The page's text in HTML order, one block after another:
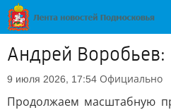
Андрей
9 июля 2026, 17:54 Официально
Продолжаем масштабную